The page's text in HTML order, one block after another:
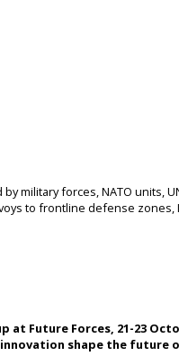
military forces, NATO units,
to frontline defense
Future Forces, 21-23
shape the future